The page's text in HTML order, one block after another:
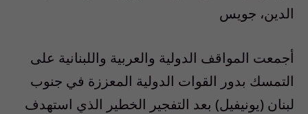
الدين، جويس
أجمعت المواقف الدولية والعربية واللبنانية على
التمسك بدور القوات الدولية المعززة في جنوب
لبنان (يونيفيل) بعد التفجير الخطير الذي استهدف